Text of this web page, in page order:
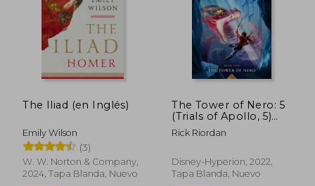
The Iliad (en Inglés)
Emily Wilson
(3)
W. W. Norton & Company,
2024, Tapa Blanda, Nuevo
The Tower of Nero: 5
(Trials of Apollo, 5)
(en Inglés)
Rick Riordan
Disney-Hyperion, 2022,
Tapa Blanda, Nuevo